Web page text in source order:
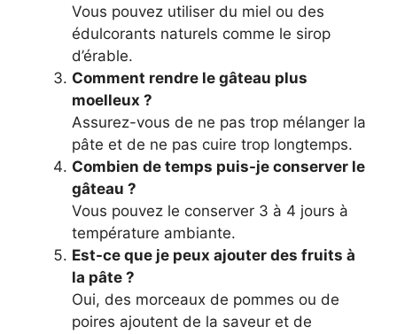
Vous pouvez utiliser du miel ou des
édulcorants naturels comme le sirop
d’érable.
Comment rendre le gâteau plus
moelleux ?
Assurez-vous de ne pas trop mélanger la
pâte et de ne pas cuire trop longtemps.
Combien de temps puis-je conserver le
gâteau ?
Vous pouvez le conserver 3 à 4 jours à
température ambiante.
Est-ce que je peux ajouter des fruits à
la pâte ?
Oui, des morceaux de pommes ou de
poires ajoutent de la saveur et de